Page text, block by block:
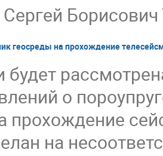
Сергей Борисович
геосреды на прохождение
будет
о
прохождение
на